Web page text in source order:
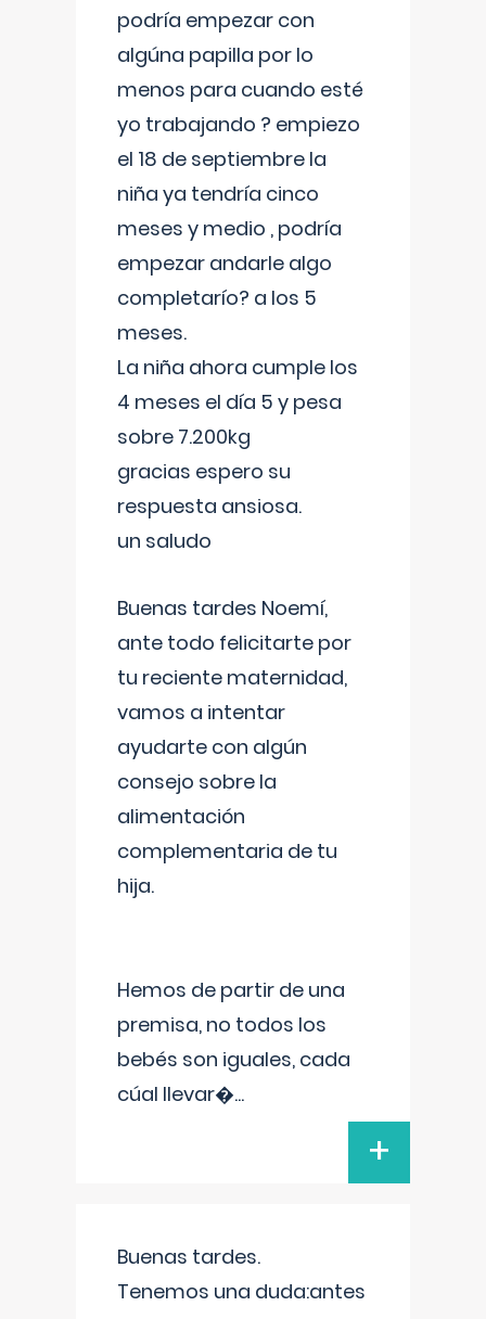
podría empezar con
algúna papilla por lo
menos para cuando esté
yo trabajando ? empiezo
el 18 de septiembre la
niña ya tendría cinco
meses y medio , podría
empezar andarle algo
completarío? a los 5
meses.
La niña ahora cumple los
4 meses el día 5 y pesa
sobre 7.200kg
gracias espero su
respuesta ansiosa.
un saludo
Buenas tardes Noemí,
ante todo felicitarte por
tu reciente maternidad,
vamos a intentar
ayudarte con algún
consejo sobre la
alimentación
complementaria de tu
hija.
Hemos de partir de una
premisa, no todos los
bebés son iguales, cada
cúal llevar�...
+
Buenas tardes.
Tenemos una duda:antes